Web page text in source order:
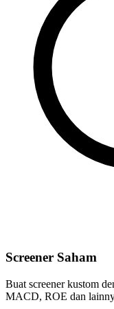
Screener Saham
Buat screener kustom
MACD, ROE dan